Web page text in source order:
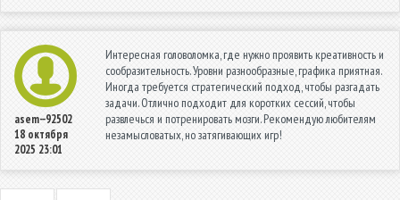
asem--92502
18 октября
2025 23:01
Интересная головоломка, где нужно проявить креативность и
сообразительность. Уровни разнообразные, графика приятная.
Иногда требуется стратегический подход, чтобы разгадать
задачи. Отлично подходит для коротких сессий, чтобы
развлечься и потренировать мозги. Рекомендую любителям
незамысловатых, но затягивающих игр!